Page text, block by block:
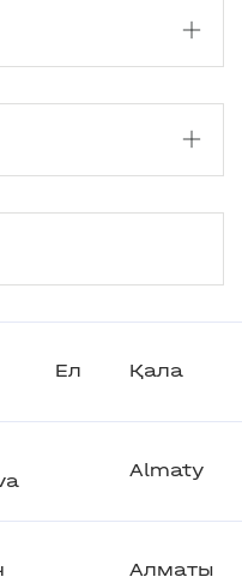
Ел Қала
Almaty
Алматы